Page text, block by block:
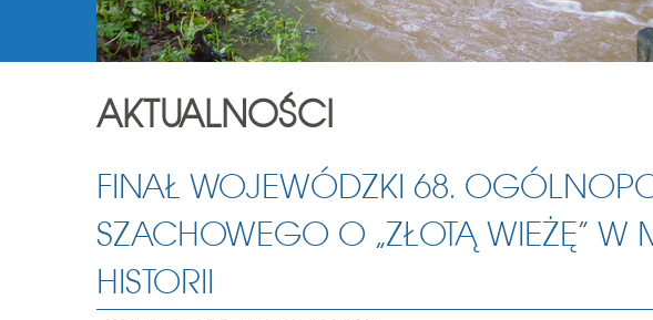
AKTUALNOŚCI
FINAŁ WOJEWÓDZKI 68.
SZACHOWEGO O „ZŁOTĄ WIEŻĘ” W
HISTORII